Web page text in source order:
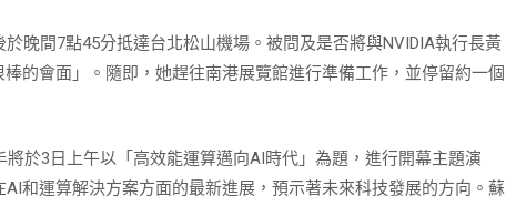
晚間7點45分抵達台北松山機場。被問及是否將與NVIDIA執行長黃
的會面」。隨即，她趕往南港展覽館進行準備工作，並停留約一個
將於3日上午以「高效能運算邁向AI時代」為題，進行開幕主題演
和運算解決方案方面的最新進展，預示著未來科技發展的方向。蘇